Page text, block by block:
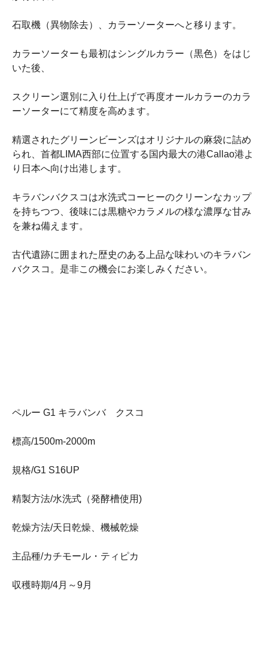
石取機（異物除去）、カラーソーターへと移ります。
カラーソーターも最初はシングルカラー（黒色）をはじ
いた後、
スクリーン選別に入り仕上げで再度オールカラーのカラ
ーソーターにて精度を高めます。
精選されたグリーンビーンズはオリジナルの麻袋に詰め
られ、首都LIMA西部に位置する国内最大の港Callao港よ
り日本へ向け出港します。
キラバンバクスコは水洗式コーヒーのクリーンなカップ
を持ちつつ、後味には黒糖やカラメルの様な濃厚な甘み
を兼ね備えます。
古代遺跡に囲まれた歴史のある上品な味わいのキラバン
バクスコ。是非この機会にお楽しみください。
ペルー G1 キラバンバ クスコ
標高/1500m-2000m
規格/G1 S16UP
精製方法/水洗式（発酵槽使用)
乾燥方法/天日乾燥、機械乾燥
主品種/カチモール・ティピカ
収穫時期/4月～9月